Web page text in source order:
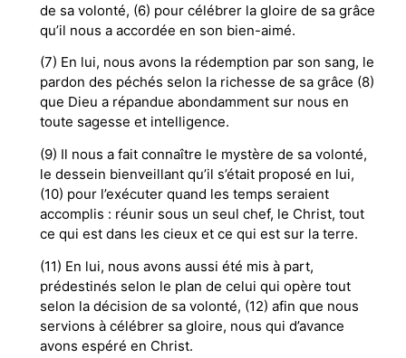
de sa volonté, (6) pour célébrer la gloire de sa grâce
qu’il nous a accordée en son bien-aimé.
(7) En lui, nous avons la rédemption par son sang, le
pardon des péchés selon la richesse de sa grâce (8)
que Dieu a répandue abondamment sur nous en
toute sagesse et intelligence.
(9) Il nous a fait connaître le mystère de sa volonté,
le dessein bienveillant qu’il s’était proposé en lui,
(10) pour l’exécuter quand les temps seraient
accomplis : réunir sous un seul chef, le Christ, tout
ce qui est dans les cieux et ce qui est sur la terre.
(11) En lui, nous avons aussi été mis à part,
prédestinés selon le plan de celui qui opère tout
selon la décision de sa volonté, (12) afin que nous
servions à célébrer sa gloire, nous qui d’avance
avons espéré en Christ.